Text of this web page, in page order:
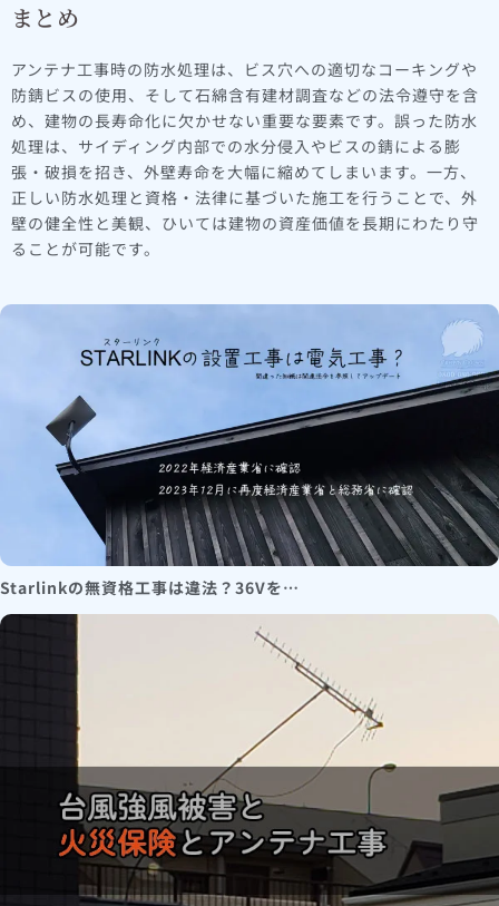
まとめ
アンテナ工事時の防水処理は、ビス穴への適切なコーキングや
防錆ビスの使用、そして石綿含有建材調査などの法令遵守を含
め、建物の長寿命化に欠かせない重要な要素です。誤った防水
処理は、サイディング内部での水分侵入やビスの錆による膨
張・破損を招き、外壁寿命を大幅に縮めてしまいます。一方、
正しい防水処理と資格・法律に基づいた施工を行うことで、外
壁の健全性と美観、ひいては建物の資産価値を長期にわたり守
ることが可能です。
Starlinkの無資格工事は違法？36Vを…